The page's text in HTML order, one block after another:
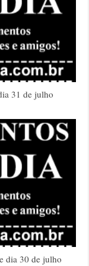
31 de julho
dia 30 de julho